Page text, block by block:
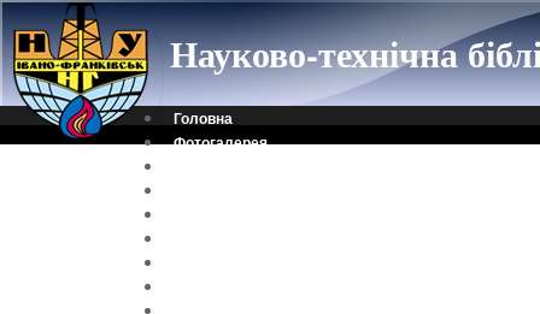
Науково-технічна
Головна
Фотогалерея